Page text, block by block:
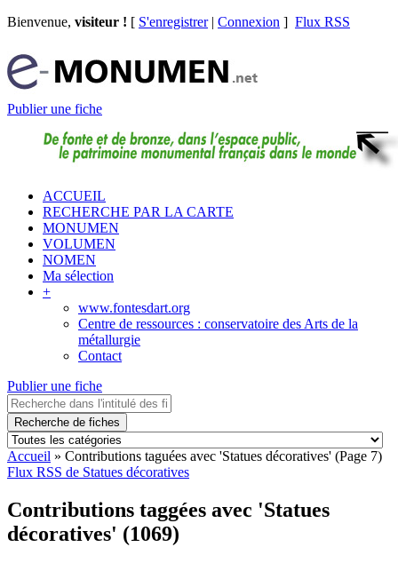
Bienvenue, visiteur ! [ S'enregistrer| Connexion ] Flux RSS
Publier une fiche
ACCUEIL
RECHERCHE PAR LA CARTE
MONUMEN
VOLUMEN
NOMEN
Ma sélection
+
www.fontesdart.org
Centre de ressources : conservatoire des Arts de la
métallurgie
Contact
Publier une fiche
Recherche de fiches
Accueil » Contributions taguées avec 'Statues décoratives' (Page 7)
Flux RSS de Statues décoratives
Contributions taggées avec 'Statues
décoratives' (1069)